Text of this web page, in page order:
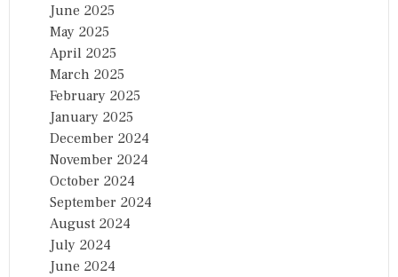
June 2025
May 2025
April 2025
March 2025
February 2025
January 2025
December 2024
November 2024
October 2024
September 2024
August 2024
July 2024
June 2024